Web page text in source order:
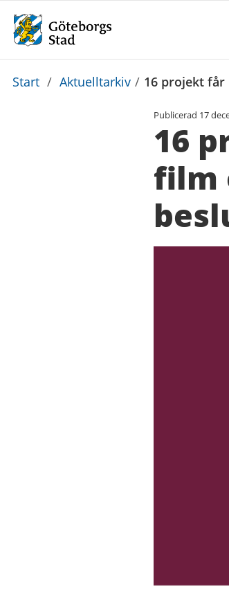
Du
Start / Aktuelltarkiv / 16 projekt får
Publicerad 17
16
film